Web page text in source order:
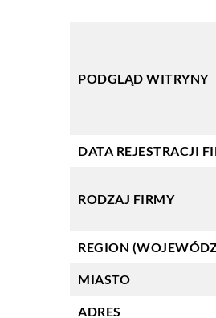
PODGLĄD WITRYNY
DATA REJESTRACJI
RODZAJ FIRMY
REGION
MIASTO
ADRES